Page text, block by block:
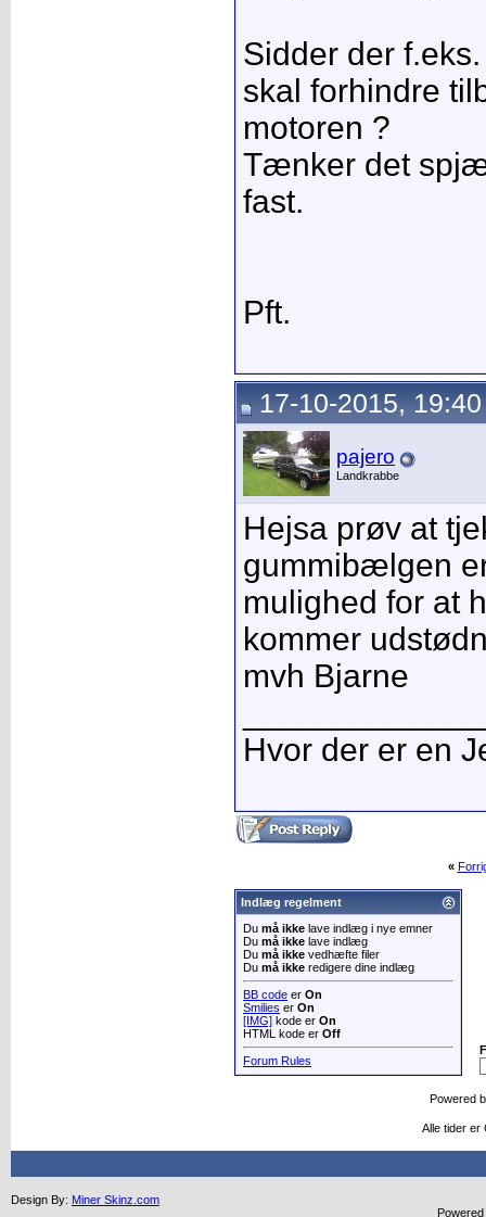
Sidder der
skal forhindre
motoren ?
Tænker det
fast.
Pft.
17-10-2015, 19:40
pajero
Landkrabbe
Hejsa prøv at
gummibælgen
mulighed for at
kommer
mvh Bjarne
Hvor der er en
«
Indlæg regelment
Du må ikke lave indlæg i nye emner
Du må ikke lave indlæg
Du må ikke vedhæfte filer
Du må ikke redigere dine indlæg
BB code er On
Smilies er On
[IMG] kode er On
HTML kode er Off
Forum Rules
Powered
Alle tider er
Design By: Miner Skinz.com